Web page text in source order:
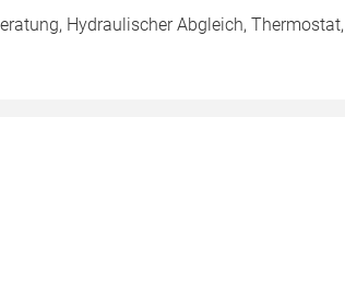
Hydraulischer Abgleich, Thermostat,